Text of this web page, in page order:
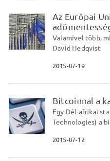
Az Európai
Valamivel több,
David Hedqvist
2015-07-19
Bitcoinnal a
Egy Dél-afrikai
Technologies) a
2015-07-12